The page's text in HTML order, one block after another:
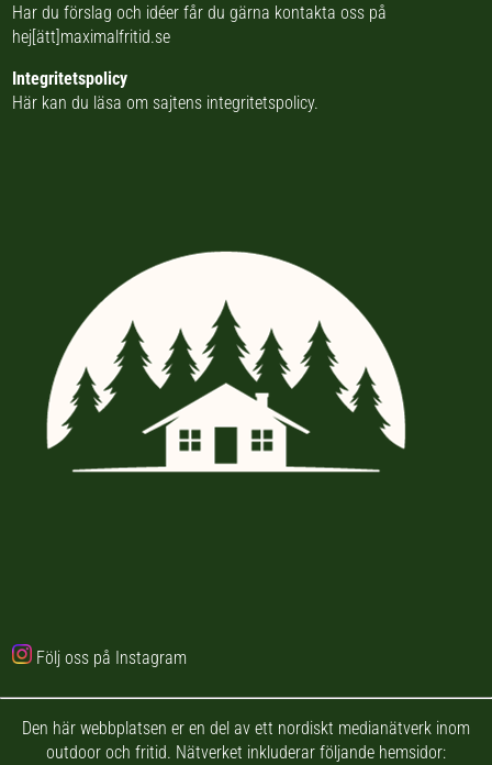
Har du förslag och idéer får du gärna kontakta oss på
hej[ätt]maximalfritid.se
Integritetspolicy
Här kan du läsa om sajtens integritetspolicy.
Följ oss på Instagram
Den här webbplatsen er en del av ett nordiskt medianätverk inom
outdoor och fritid. Nätverket inkluderar följande hemsidor: